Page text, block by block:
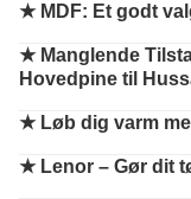
★ MDF: Et godt
★ Manglende
Hovedpine til
★ Løb dig varm
★ Lenor – Gør dit